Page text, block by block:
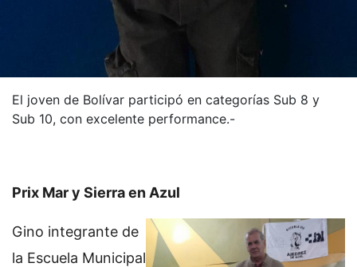
El joven de Bolívar participó en categorías Sub 8 y
Sub 10, con excelente performance.-
Prix Mar y Sierra en Azul
Gino integrante de
la Escuela Municipal